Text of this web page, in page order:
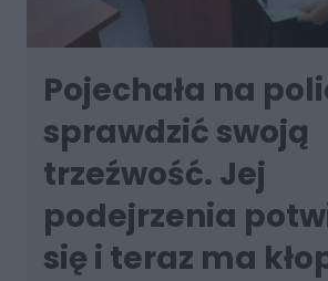
Pojechała na
sprawdzić swoją
trzeźwość. Jej
podejrzenia
się i teraz ma